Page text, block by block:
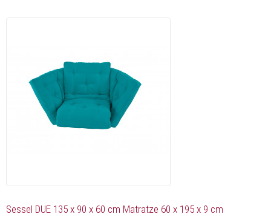
Sessel DUE 135 x 90 x 60 cm Matratze 60 x 195 x 9 cm